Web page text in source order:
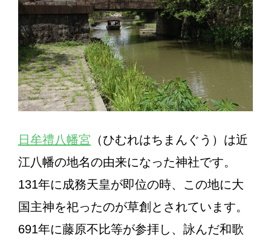
日牟禮八幡宮 （ひむれはちまんぐう）は近
江八幡の地名の由来になった神社です。
131年に成務天皇が即位の時、この地に大
国主神を祀ったのが草創とされています。
691年に藤原不比等が参拝し、詠んだ和歌